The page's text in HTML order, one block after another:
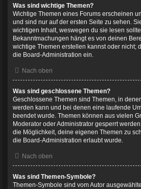
Was sind wichtige Themen?
Wichtige Themen eines Forums erscheinen
und sind nur auf der ersten Seite zu sehen.
wichtigen Inhalt, weswegen du sie lesen
Bekanntmachungen hängt es von deinen
wichtige Themen erstellen kannst oder nicht;
die Board-Administration ein.
Nach oben
Was sind geschlossene Themen?
Geschlossene Themen sind Themen, in
werden kann und bei denen eine laufende
beendet wurde. Themen können aus vielen
Moderator oder Administrator gesperrt
die Möglichkeit, deine eigenen Themen zu
die Board-Administration erlaubt wurde.
Nach oben
Was sind Themen-Symbole?
Themen-Symbole sind vom Autor